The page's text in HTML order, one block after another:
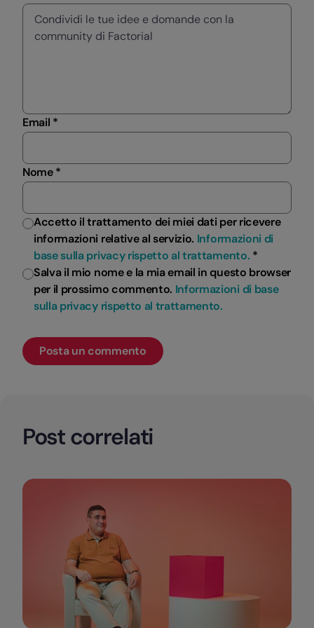
Email *
Nome *
Accetto il trattamento dei miei dati per ricevere
informazioni relative al servizio. Informazioni di
base sulla privacy rispetto al trattamento. *
Salva il mio nome e la mia email in questo browser
per il prossimo commento. Informazioni di base
sulla privacy rispetto al trattamento.
Post correlati